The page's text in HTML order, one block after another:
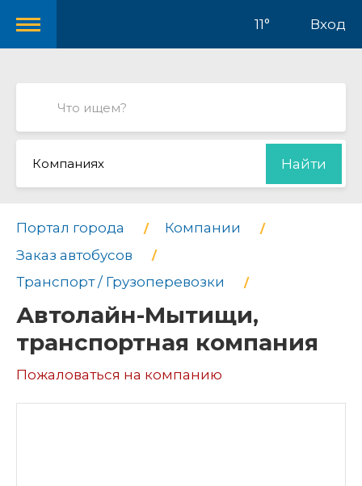
11° Вход
Компаниях Найти
Портал города
Компании
Заказ автобусов
Транспорт / Грузоперевозки
Автолайн-Мытищи,
транспортная компания
Пожаловаться на компанию